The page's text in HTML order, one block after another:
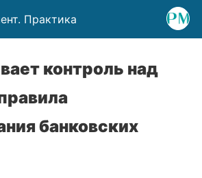
Практика
контроль над
банковских